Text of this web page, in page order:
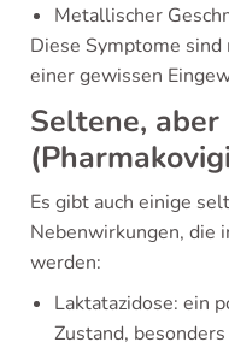
Metallischer
Diese Symptome
einer gewissen
Seltene,
Es gibt auch einige
Nebenwirkungen, die
werden:
Laktatazidose: ein
Zustand,